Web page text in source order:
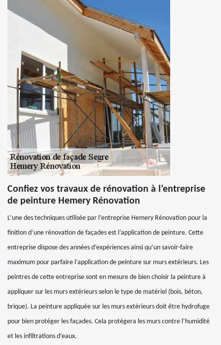
Confiez vos travaux de rénovation à l’entreprise
de peinture Hemery Rénovation
L’une des techniques utilisée par l’entreprise Hemery Rénovation pour la
finition d’une rénovation de façades est l’application de peinture. Cette
entreprise dispose des années d’expériences ainsi qu’un savoir-faire
maximum pour parfaire l’application de peinture sur murs extérieurs. Les
peintres de cette entreprise sont en mesure de bien choisir la peinture à
appliquer sur les murs extérieurs selon le type de matériel (bois, béton,
brique). La peinture appliquée sur les murs extérieurs doit être hydrofuge
pour bien protéger les façades. Cela protégera les murs contre l’humidité
et les infiltrations d’eaux.